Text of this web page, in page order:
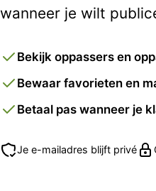
wanneer je wilt
Bekijk oppassers en
Bewaar favorieten en
Betaal pas wanneer je
Je e-mailadres blijft privé